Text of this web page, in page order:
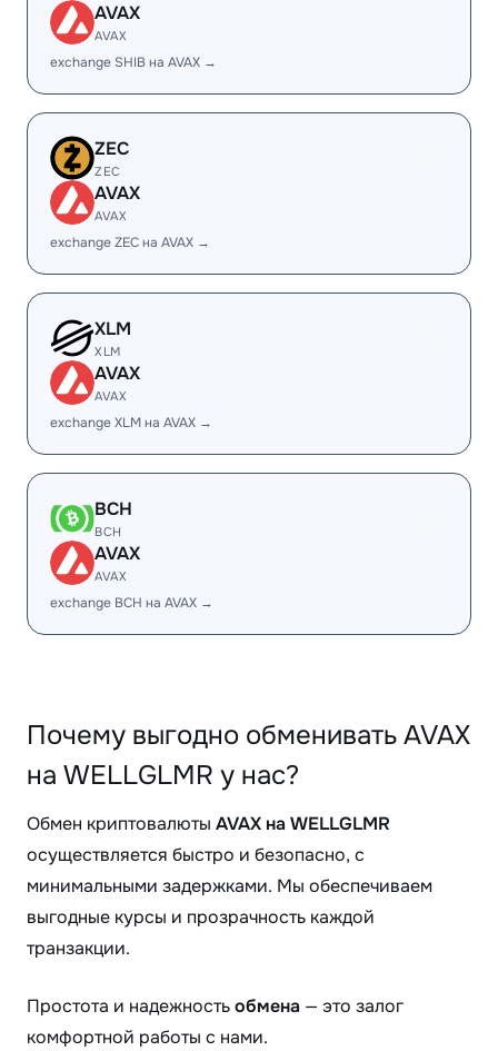
AVAX
AVAX
exchange SHIB на AVAX →
ZEC
ZEC
AVAX
AVAX
exchange ZEC на AVAX →
XLM
XLM
AVAX
AVAX
exchange XLM на AVAX →
BCH
BCH
AVAX
AVAX
exchange BCH на AVAX →
Почему выгодно обменивать AVAX
на WELLGLMR у нас?
Обмен криптовалюты AVAX на WELLGLMR
осуществляется быстро и безопасно, с
минимальными задержками. Мы обеспечиваем
выгодные курсы и прозрачность каждой
транзакции.
Простота и надежностьобмена — это залог
комфортной работы с нами.